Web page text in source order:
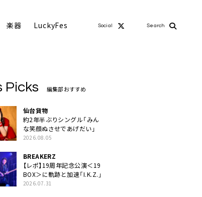
楽器 LuckyFes Social Search
Picks 編集部おすすめ
仙台貨物
約2年半ぶりシングル「みん
な笑顔ぬさせであげだい」
2026.08.05
BREAKERZ
【レポ】19周年記念公演＜19
BOX＞に軌跡と加速「I.K.Z.」
2026.07.31